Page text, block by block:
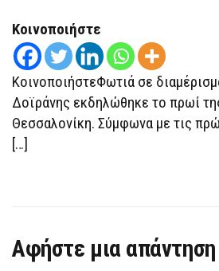
Κοινοποιήστε
ΚοινοποιήστεΦωτιά σε
Δοϊράνης εκδηλώθηκε το πρωί
Θεσσαλονίκη. Σύμφωνα με τις
[…]
Αφήστε μια απάντηση